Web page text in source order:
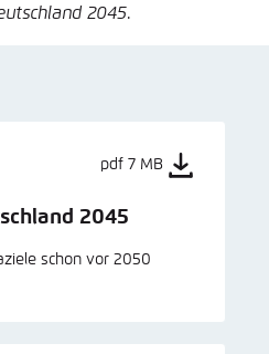
2045.
pdf 7 MB
2045
schon vor 2050